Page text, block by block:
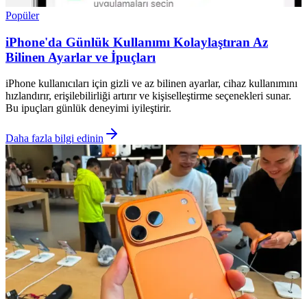
Popüler
iPhone'da Günlük Kullanımı Kolaylaştıran Az
Bilinen Ayarlar ve İpuçları
iPhone kullanıcıları için gizli ve az bilinen ayarlar, cihaz kullanımını
hızlandırır, erişilebilirliği artırır ve kişiselleştirme seçenekleri sunar.
Bu ipuçları günlük deneyimi iyileştirir.
Daha fazla bilgi edinin